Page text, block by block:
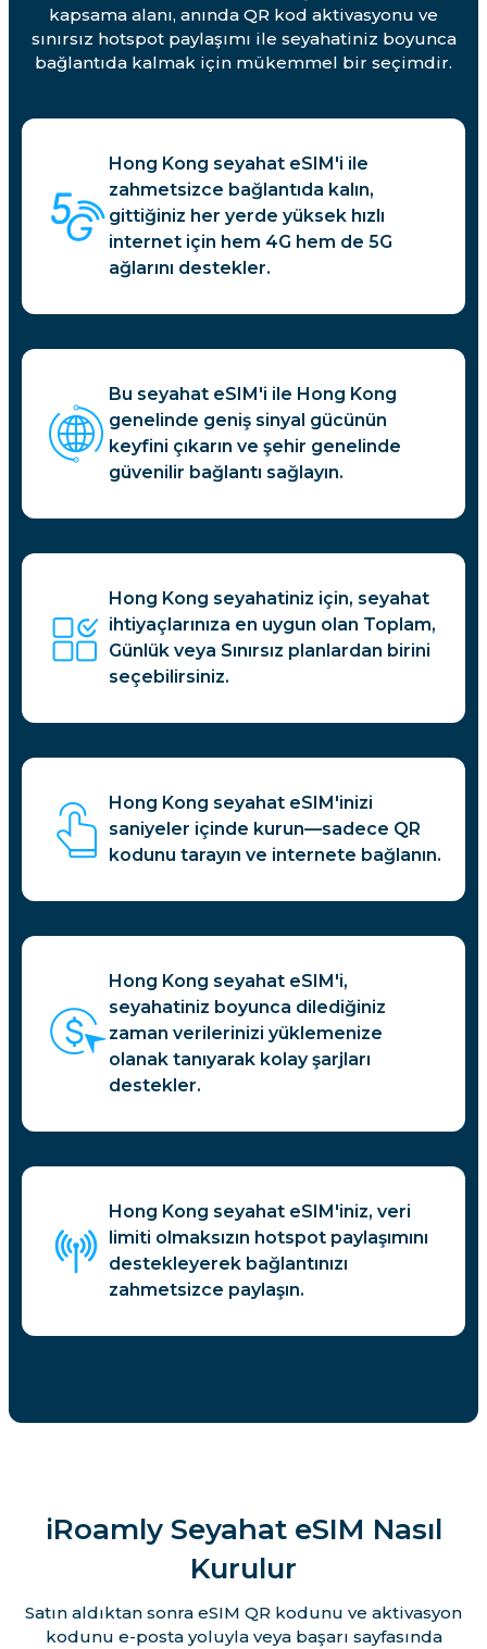
kapsama alanı, anında QR kod aktivasyonu ve
sınırsız hotspot paylaşımı ile seyahatiniz boyunca
bağlantıda kalmak için mükemmel bir seçimdir.
Hong Kong seyahat eSIM'i ile
zahmetsizce bağlantıda kalın,
gittiğiniz her yerde yüksek hızlı
internet için hem 4G hem de 5G
ağlarını destekler.
Bu seyahat eSIM'i ile Hong Kong
genelinde geniş sinyal gücünün
keyfini çıkarın ve şehir genelinde
güvenilir bağlantı sağlayın.
Hong Kong seyahatiniz için, seyahat
ihtiyaçlarınıza en uygun olan Toplam,
Günlük veya Sınırsız planlardan birini
seçebilirsiniz.
Hong Kong seyahat eSIM'inizi
saniyeler içinde kurun—sadece QR
kodunu tarayın ve internete bağlanın.
Hong Kong seyahat eSIM'i,
seyahatiniz boyunca dilediğiniz
zaman verilerinizi yüklemenize
olanak tanıyarak kolay şarjları
destekler.
Hong Kong seyahat eSIM'iniz, veri
limiti olmaksızın hotspot paylaşımını
destekleyerek bağlantınızı
zahmetsizce paylaşın.
iRoamly Seyahat eSIM Nasıl
Kurulur
Satın aldıktan sonra eSIM QR kodunu ve aktivasyon
kodunu e-posta yoluyla veya başarı sayfasında